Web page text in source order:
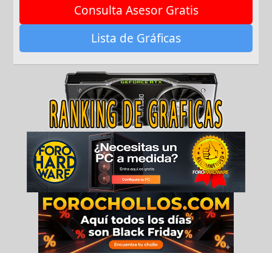
Consulta Asesor Gratis
Lista de Gráficas